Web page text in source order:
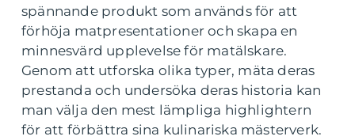
spännande produkt som används för att
förhöja matpresentationer och skapa en
minnesvärd upplevelse för matälskare.
Genom att utforska olika typer, mäta deras
prestanda och undersöka deras historia kan
man välja den mest lämpliga highlightern
för att förbättra sina kulinariska mästerverk.